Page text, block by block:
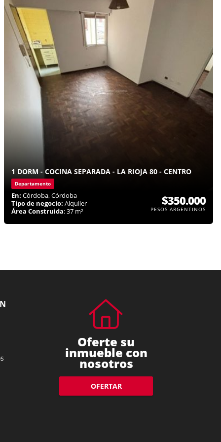
1 DORM - COCINA SEPARADA - LA RIOJA 80 - CENTRO
Departamento
En: Córdoba, Córdoba
Tipo de negocio: Alquiler
Área Construida: 37 m²
$350.000
PESOS ARGENTINOS
Oferte su
inmueble con
nosotros
OFERTAR